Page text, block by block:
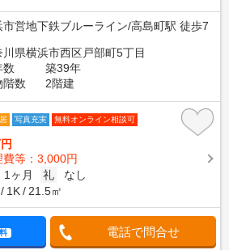
市営地下鉄ブルーライン/高島町駅 徒歩7
川県横浜市西区戸部町5丁目
数
築39年
階数
2階建
写真充実 無料オンライン相談可
費等：3,000円
1ヶ月 礼
なし
1K 21.5㎡
電話で問合せ